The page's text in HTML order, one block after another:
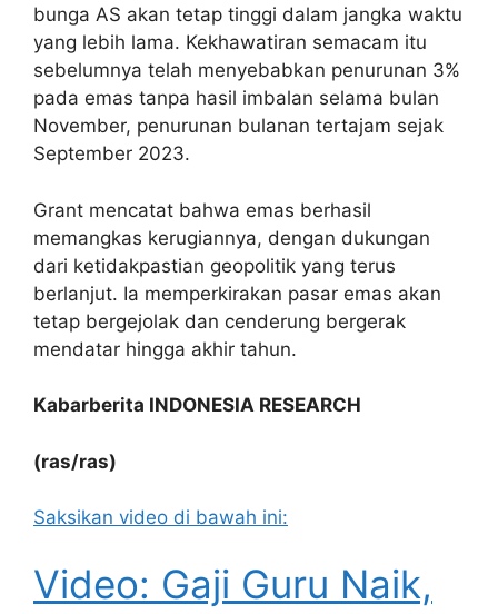
bunga AS akan tetap tinggi dalam jangka waktu
yang lebih lama. Kekhawatiran semacam itu
sebelumnya telah menyebabkan penurunan 3%
pada emas tanpa hasil imbalan selama bulan
November, penurunan bulanan tertajam sejak
September 2023.
Grant mencatat bahwa emas berhasil
memangkas kerugiannya, dengan dukungan
dari ketidakpastian geopolitik yang terus
berlanjut. Ia memperkirakan pasar emas akan
tetap bergejolak dan cenderung bergerak
mendatar hingga akhir tahun.
Kabarberita INDONESIA RESEARCH
(ras/ras)
Saksikan video di bawah ini:
Video: Gaji Guru Naik,